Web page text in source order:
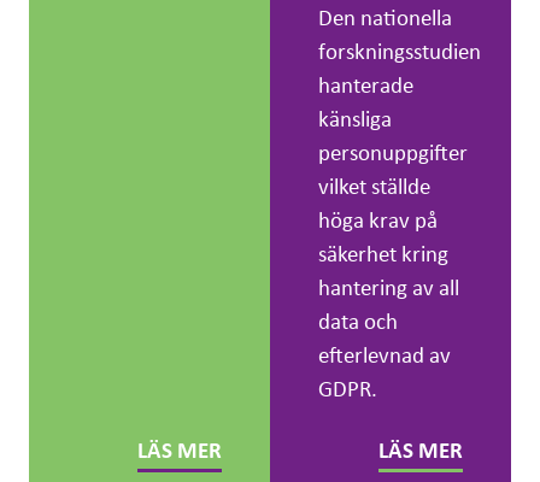
LÄS MER
Den nationella
forskningsstudien
hanterade
känsliga
personuppgifter
vilket ställde
höga krav på
säkerhet kring
hantering av all
data och
efterlevnad av
GDPR.
LÄS MER